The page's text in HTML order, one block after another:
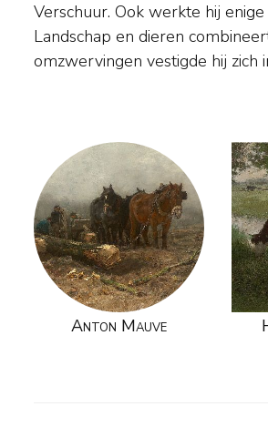
Verschuur. Ook werkte hij
Landschap en dieren
omzwervingen vestigde hij zich
was een even buiten Laren
Anton Mauve